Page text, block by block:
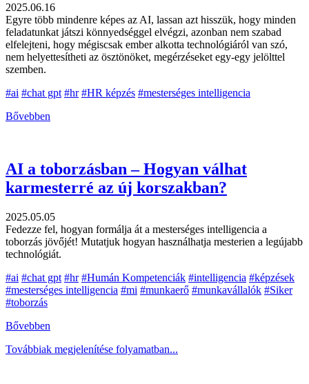
2025.06.16
Egyre több mindenre képes az AI, lassan azt hisszük, hogy minden
feladatunkat játszi könnyedséggel elvégzi, azonban nem szabad
elfelejteni, hogy mégiscsak ember alkotta technológiáról van szó,
nem helyettesítheti az ösztönöket, megérzéseket egy-egy jelölttel
szemben.
#ai #chat gpt #hr #HR képzés #mesterséges intelligencia
Bővebben
AI a toborzásban – Hogyan válhat
karmesterré az új korszakban?
2025.05.05
Fedezze fel, hogyan formálja át a mesterséges intelligencia a
toborzás jövőjét! Mutatjuk hogyan használhatja mesterien a legújabb
technológiát.
#ai #chat gpt #hr #Humán Kompetenciák #intelligencia #képzések
#mesterséges intelligencia #mi #munkaerő #munkavállalók #Siker
#toborzás
Bővebben
Továbbiak megjelenítése folyamatban...